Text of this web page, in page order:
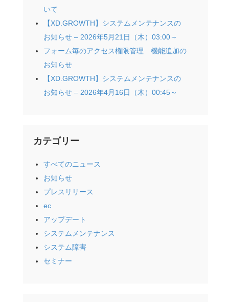
いて
【XD.GROWTH】システムメンテナンスの
お知らせ – 2026年5月21日（木）03:00～
フォーム毎のアクセス権限管理 機能追加の
お知らせ
【XD.GROWTH】システムメンテナンスの
お知らせ – 2026年4月16日（木）00:45～
カテゴリー
すべてのニュース
お知らせ
プレスリリース
ec
アップデート
システムメンテナンス
システム障害
セミナー